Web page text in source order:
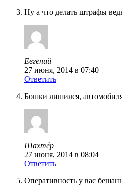
Ну а что делать штрафы
Евгений
27 июня, 2014 в 07:40
Ответить
Бошки лишился,
Шахтёр
27 июня, 2014 в 08:04
Ответить
Оперативность у вас